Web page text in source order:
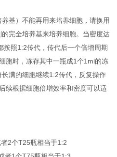
基）不能再用来培养细胞，请换用
完全培养基来培养细胞。当密度达
按照1:2传代，传代后一个倍增周期
胞时，冻存其中一瓶成1个1ml的冻
满的细胞继续1:2传代，反复操作
续根据细胞倍增效率和密度可以适
2个T25瓶相当于1:2